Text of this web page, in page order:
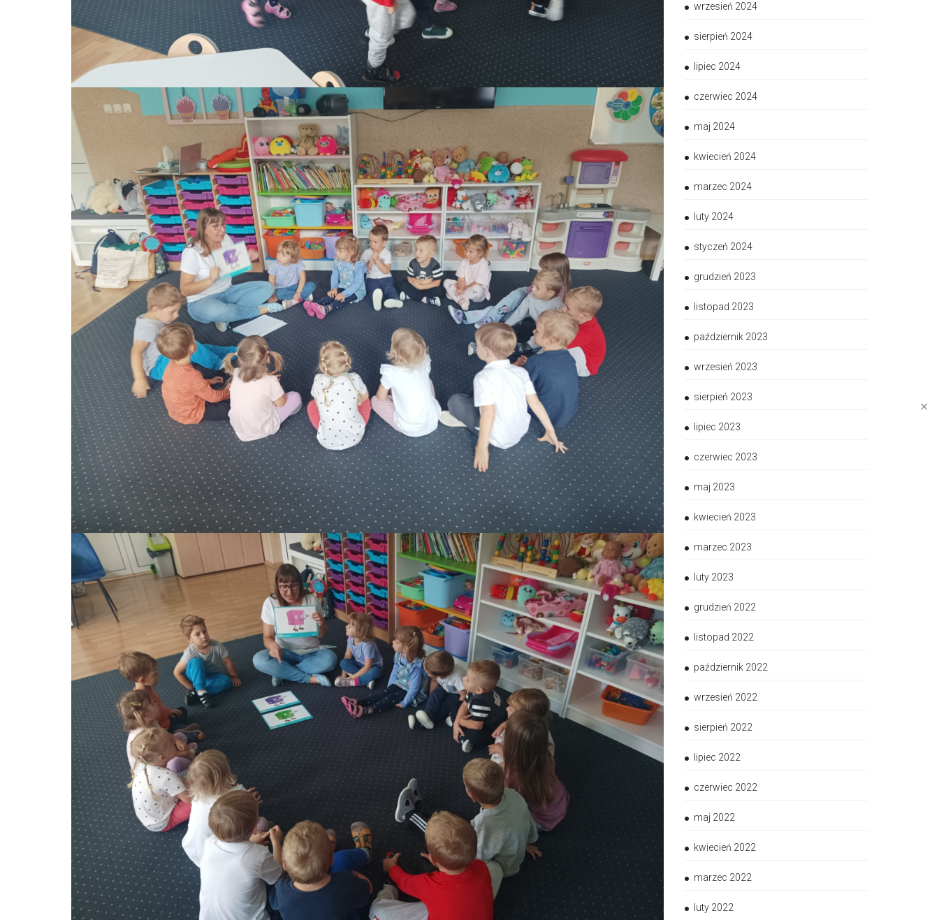
✕
wrzesień 2024
sierpień 2024
lipiec 2024
czerwiec 2024
maj 2024
kwiecień 2024
marzec 2024
luty 2024
styczeń 2024
grudzień 2023
listopad 2023
październik 2023
wrzesień 2023
sierpień 2023
lipiec 2023
czerwiec 2023
maj 2023
kwiecień 2023
marzec 2023
luty 2023
grudzień 2022
listopad 2022
październik 2022
wrzesień 2022
sierpień 2022
lipiec 2022
czerwiec 2022
maj 2022
kwiecień 2022
marzec 2022
luty 2022